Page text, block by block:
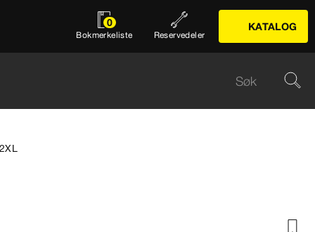
0
Bokmerkeliste Reservedeler
KATALOG